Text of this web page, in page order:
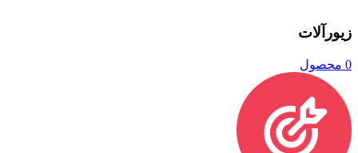
زیورآلات
0 محصول